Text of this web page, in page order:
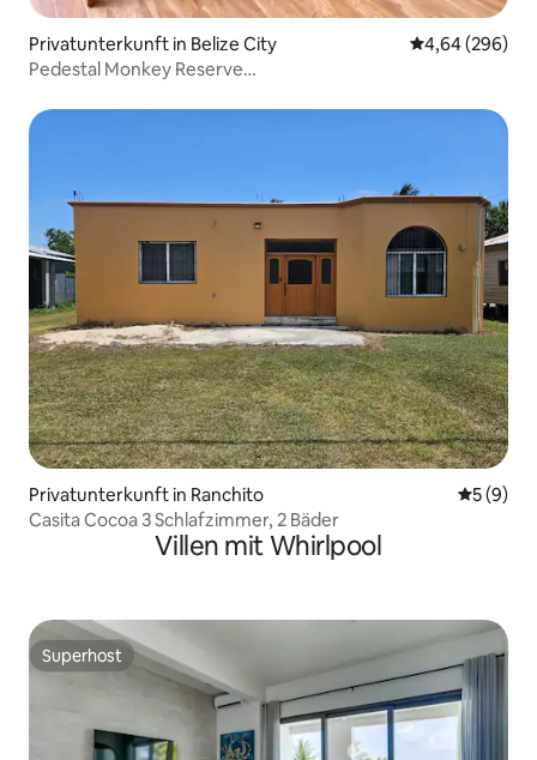
Privatunterkunft in Belize City
4,64 (296)
Pedestal Monkey Reserve
Privatunterkunft in Ranchito
5 (9)
Casita Cocoa 3 Schlafzimmer, 2 Bäder
Villen mit Whirlpool
Superhost
Superhost